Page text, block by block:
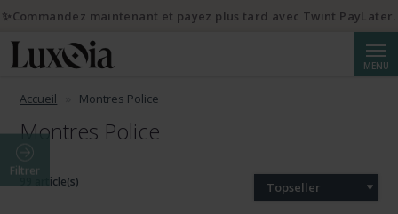
MENU
Accueil Montres Police
Montres Police
Filtrer
99 article(s) Topseller
✨Commandez maintenant et payez plus tard avec Twint PayLater.